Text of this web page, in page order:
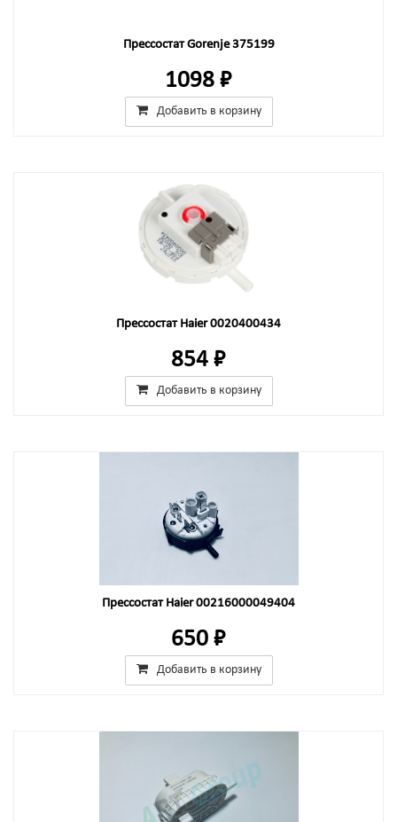
Прессостат Gorenje 375199
1098 ₽
Добавить в корзину
Прессостат Haier 0020400434
854 ₽
Добавить в корзину
Прессостат Haier 00216000049404
650 ₽
Добавить в корзину